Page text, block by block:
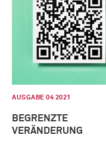
AUSGABE 04 2021
BEGRENZTE
VERÄNDERUNG